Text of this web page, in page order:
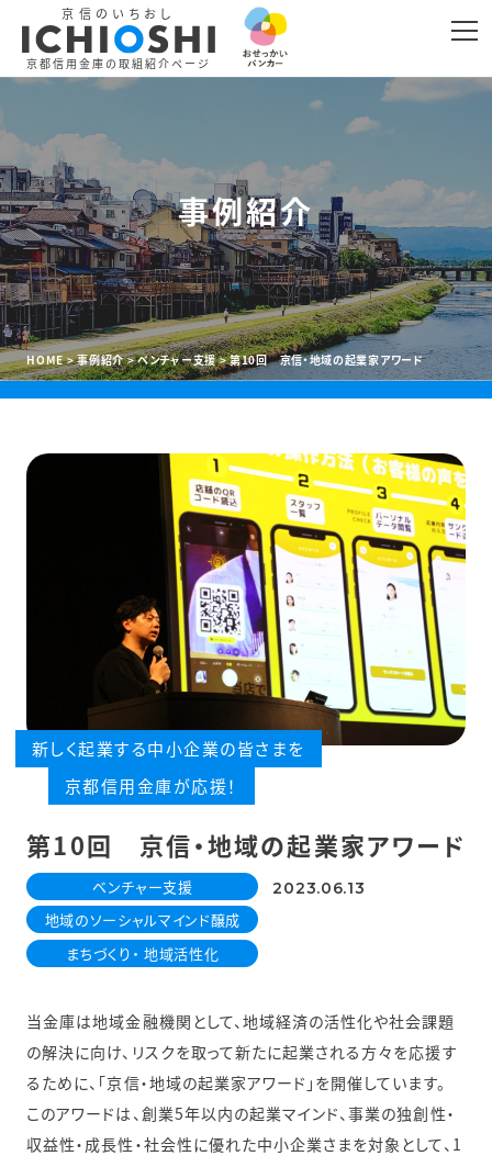
京信のいちおし
京都信用金庫の取組紹介ページ
事例紹介
HOME 事例紹介 ベンチャー支援 第10回 京信・地域の起業家アワード
新しく起業する中小企業の皆さまを
京都信用金庫が応援！
第10回 京信・地域の起業家アワード
ベンチャー支援
地域のソーシャルマインド醸成
まちづくり・ 地域活性化
2023.06.13
当金庫は地域金融機関として、地域経済の活性化や社会課題
の解決に向け、リスクを取って新たに起業される方々を応援す
るために、「京信・地域の起業家アワード」を開催しています。
このアワードは、創業5年以内の起業マインド、事業の独創性・
収益性・成長性・社会性に優れた中小企業さまを対象として、1
リンクをコピー